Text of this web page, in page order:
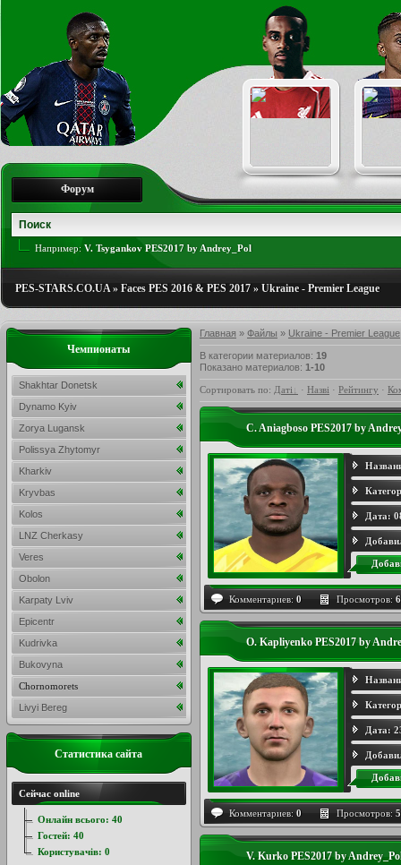
Форум
Например: V. Tsygankov PES2017 by Andrey_Pol
PES-STARS.CO.UA» Faces PES 2016 & PES 2017 » Ukraine - Premier League
Главная » Файлы » Ukraine - Premier League
В категории материалов: 19
Показано материалов: 1-10
Сортировать по: Даті · Назві · Рейтингу ·
C. Aniagboso PES2017 by
Дата:
Комментариев: 0 Просмотров:
O. Kapliyenko PES2017 by
Дата:
Комментариев: 0 Просмотров:
V. Kurko PES2017 by
Чемпионаты
Shakhtar Donetsk
Dynamo Kyiv
Zorya Lugansk
Polissya Zhytomyr
Kharkiv
Kryvbas
Kolos
LNZ Cherkasy
Veres
Obolon
Karpaty Lviv
Epicentr
Kudrivka
Bukovyna
Chornomorets
Livyi Bereg
Статистика сайта
Сейчас online
Онлайн всього: 40
Гостей: 40
Користувачів: 0